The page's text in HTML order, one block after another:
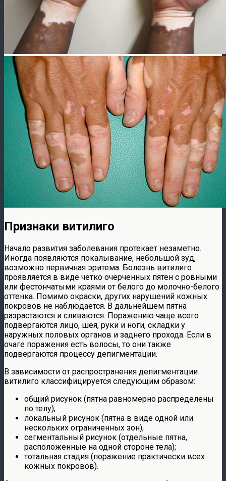
Признаки витилиго
Начало развития заболевания протекает незаметно.
Иногда появляются покалывание, небольшой зуд,
возможно первичная эритема. Болезнь витилиго
проявляется в виде четко очерченных пятен с ровными
или фестончатыми краями от белого до молочно-белого
оттенка. Помимо окраски, других нарушений кожных
покровов не наблюдается. В дальнейшем пятна
разрастаются и сливаются. Поражению чаще всего
подвергаются лицо, шея, руки и ноги, складки у
наружных половых органов и заднего прохода. Если в
очаге поражения есть волосы, то они также
подвергаются процессу депигментации.
В зависимости от распространения депигментации
витилиго классифицируется следующим образом:
общий рисунок (пятна равномерно распределены
по телу);
локальный рисунок (пятна в виде одной или
нескольких ограниченных зон);
сегментальный рисунок (отдельные пятна,
расположенные на одной стороне тела);
тотальная стадия (поражение практически всех
кожных покровов).